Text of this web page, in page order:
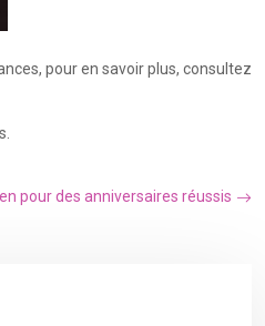
pour en savoir plus, consultez
pour des anniversaires réussis